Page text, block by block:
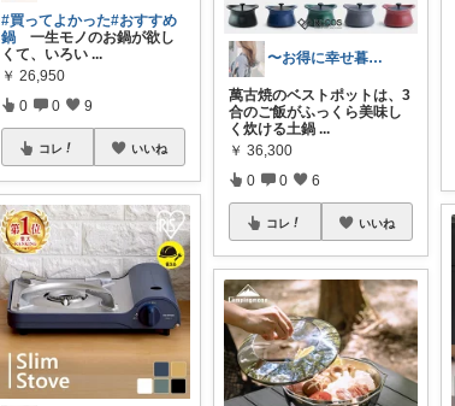
#買ってよかった#おすすめ
鍋 一生モノのお鍋が欲し
くて、いろい ...
￥ 26,950
0 0 9
コレ いいね
〜お得に幸せ暮らし〜
萬古焼のベストポットは、3
合のご飯がふっくら美味し
く炊ける土鍋 ...
￥ 36,300
0 0 6
コレ いいね